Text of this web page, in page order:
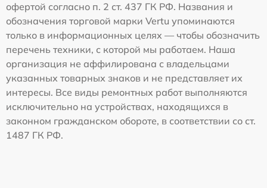
офертой согласно п. 2 ст. 437 ГК РФ. Названия и
обозначения торговой марки Vertu упоминаются
только в информационных целях — чтобы обозначить
перечень техники, с которой мы работаем. Наша
организация не аффилирована с владельцами
указанных товарных знаков и не представляет их
интересы. Все виды ремонтных работ выполняются
исключительно на устройствах, находящихся в
законном гражданском обороте, в соответствии со ст.
1487 ГК РФ.